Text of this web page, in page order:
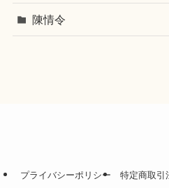
陳情令
プライバシーポリシー 特定商取引